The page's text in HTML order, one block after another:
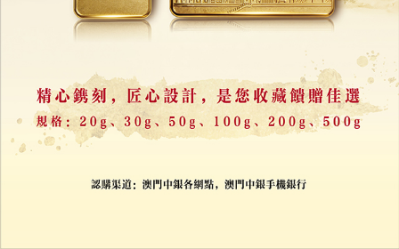
20/11/2025 43218